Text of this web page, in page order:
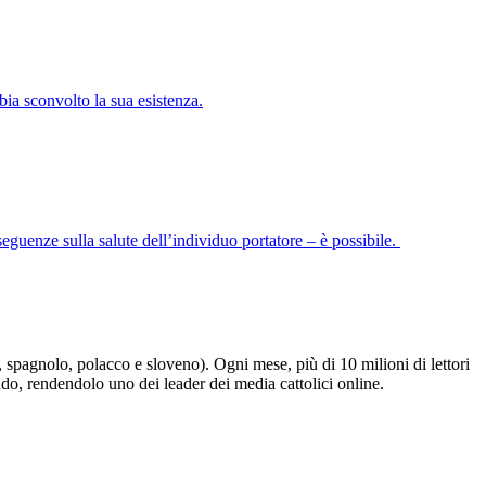
sconvolto la sua esistenza.
sulla salute dell’individuo portatore – è possibile.
polacco e sloveno). Ogni mese, più di 10 milioni di lettori
rendendolo uno dei leader dei media cattolici online.